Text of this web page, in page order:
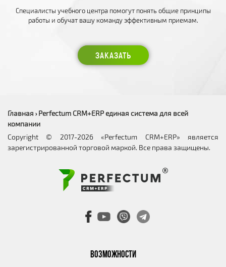
Специалисты учебного центра помогут понять общие принципы
работы и обучат вашу команду эффективным приемам.
ЗАКАЗАТЬ
ВОЗМОЖНОСТИ
Главная › Perfectum CRM+ERP единая система для всей
компании
Copyright © 2017-2026 «Perfectum CRM+ERP» является
зарегистрированной торговой маркой. Все права защищены.